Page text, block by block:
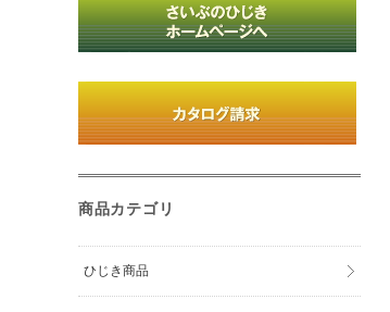
商品カテゴリ
ひじき商品